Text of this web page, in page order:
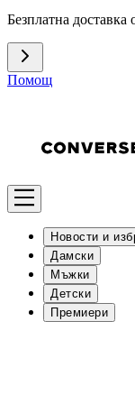
Безплатна доставка
Помощ
Новости и
Дамски
Мъжки
Детски
Премиери